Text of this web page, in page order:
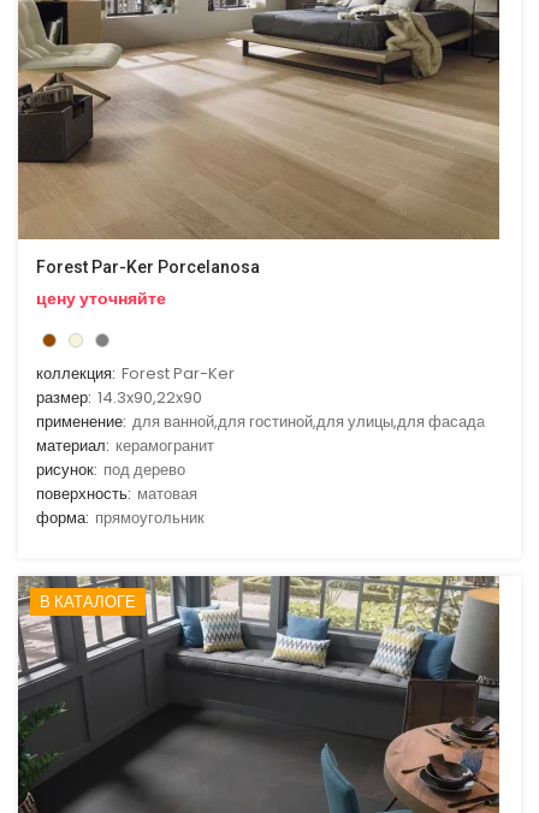
Forest Par-Ker Porcelanosa
цену уточняйте
коллекция: Forest Par-Ker
размер: 14.3x90,22x90
применение: для ванной,для гостиной,для улицы,для фасада
материал: керамогранит
рисунок: под дерево
поверхность: матовая
форма: прямоугольник
В КАТАЛОГЕ